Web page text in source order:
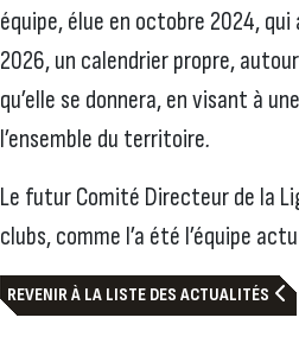
équipe, élue en octobre 2024,
2026, un calendrier propre,
qu’elle se donnera, en visant à
l’ensemble du territoire.
Le futur Comité Directeur de la
clubs, comme l’a été l’équipe
REVENIR À LA LISTE DES ACTUALITÉS